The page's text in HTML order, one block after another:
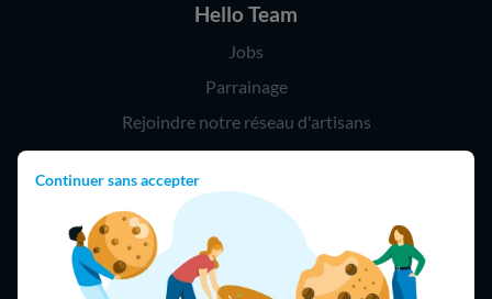
Continuer sans accepter
Hello Team
Jobs
Parrainage
Rejoindre notre réseau d'artisans
Hello !
09 75 18 60 60
(8h-21h)
75018 Paris